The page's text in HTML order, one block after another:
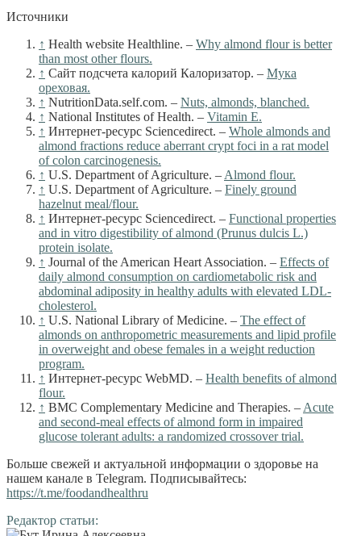
Источники
↑ Health website Healthline. – Why almond flour is better
than most other flours.
↑ Сайт подсчета калорий Калоризатор. – Мука
ореховая.
↑ NutritionData.self.com. – Nuts, almonds, blanched.
↑ National Institutes of Health. – Vitamin E.
↑ Интернет-ресурс Sciencedirect. – Whole almonds and
almond fractions reduce aberrant crypt foci in a rat model
of colon carcinogenesis.
↑ U.S. Department of Agriculture. – Almond flour.
↑ U.S. Department of Agriculture. – Finely ground
hazelnut meal/flour.
↑ Интернет-ресурс Sciencedirect. – Functional properties
and in vitro digestibility of almond (Prunus dulcis L.)
protein isolate.
↑ Journal of the American Heart Association. – Effects of
daily almond consumption on cardiometabolic risk and
abdominal adiposity in healthy adults with elevated LDL‐
cholesterol.
↑ U.S. National Library of Medicine. – The effect of
almonds on anthropometric measurements and lipid profile
in overweight and obese females in a weight reduction
program.
↑ Интернет-ресурс WebMD. – Health benefits of almond
flour.
↑ BMC Complementary Medicine and Therapies. – Acute
and second-meal effects of almond form in impaired
glucose tolerant adults: a randomized crossover trial.
Больше свежей и актуальной информации о здоровье на
нашем канале в Telegram. Подписывайтесь:
https://t.me/foodandhealthru
Редактор статьи: